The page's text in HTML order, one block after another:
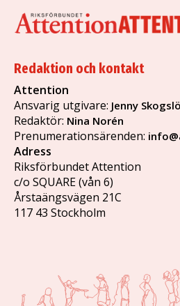
Redaktion och kontakt
Attention
Ansvarig utgivare: Jenny
Redaktör: Nina Norén
Prenumerationsärenden:
Adress
Riksförbundet Attention
c/o SQUARE (vån 6)
Årstaängsvägen 21C
117 43 Stockholm